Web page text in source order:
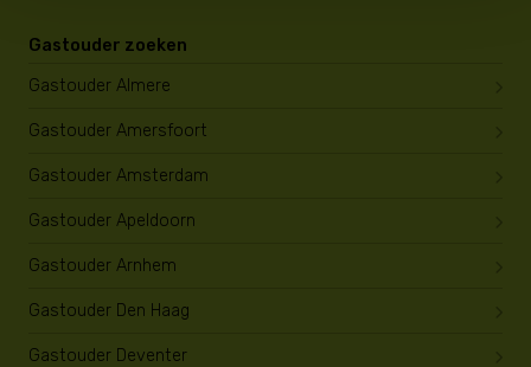
Gastouder zoeken
Gastouder Almere
Gastouder Amersfoort
Gastouder Amsterdam
Gastouder Apeldoorn
Gastouder Arnhem
Gastouder Den Haag
Gastouder Deventer